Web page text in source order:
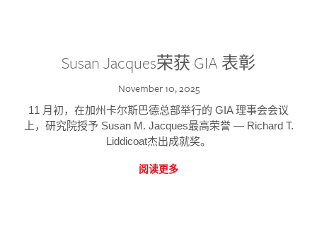
Susan Jacques荣获 GIA 表彰
November 10, 2025
11 月初，在加州卡尔斯巴德总部举行的 GIA 理事会会议
上，研究院授予 Susan M. Jacques最高荣誉 — Richard T.
Liddicoat杰出成就奖。
阅读更多